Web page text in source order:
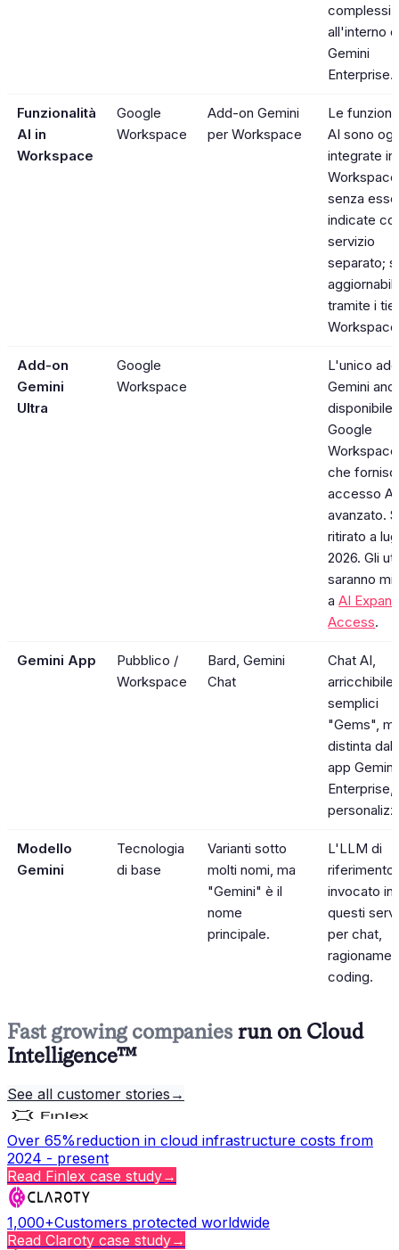
complessi
all'interno
Gemini
Enterprise.
Funzionalità
AI in
Workspace
Google
Workspace
Add-on Gemini
per Workspace
Le
AI sono
integrate in
Workspace
senza
indicate
servizio
separato;
aggiornabili
tramite i
Add-on
Gemini
Ultra
Google
Workspace
L'unico
Gemini
disponibile
Google
che
accesso AI
avanzato.
ritirato a
2026. Gli
saranno
aAI
Access.
Gemini App
Pubblico /
Workspace
Bard, Gemini
Chat
Chat AI,
arricchibile
semplici
"Gems",
distinta
app Gemini
Enterprise,
Modello
Gemini
Tecnologia
di base
Varianti sotto
molti nomi, ma
"Gemini" è il
nome
principale.
L'LLM di
riferimento
invocato in
questi
per chat,
coding.
Fast growing companies run on Cloud
Intelligence™
See all customer stories →
Over 65%reduction in cloud infrastructure costs from
2024 - present
Read Finlex case study→
1,000+Customers protected worldwide
Read Claroty case study→